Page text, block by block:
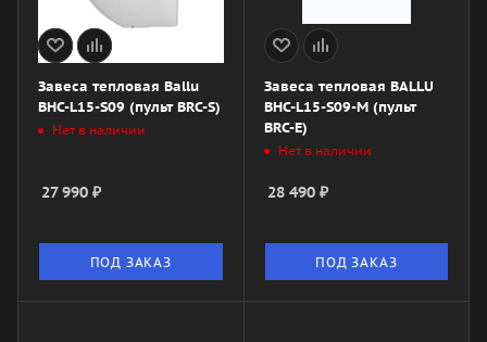
Завеса тепловая Ballu
BHC-L15-S09 (пульт BRC-S)
Нет в наличии
27 990 ₽
ПОД ЗАКАЗ
Завеса тепловая BALLU
BHC-L15-S09-M (пульт
BRC-E)
Нет в наличии
28 490₽
ПОД ЗАКАЗ